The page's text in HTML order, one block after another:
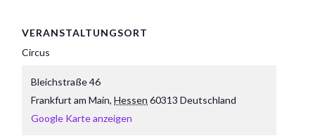
VERANSTALTUNGSORT
Circus
Bleichstraße 46
Frankfurt am Main, Hessen 60313 Deutschland
Google Karte anzeigen